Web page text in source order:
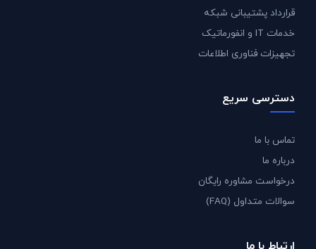
قرارداد پشتیبانی شبکه
خدمات IT و انفورماتیک
تجهیزات فناوری اطلاعات
دسترسی سریع
تماس با ما
درباره ما
درخواست مشاوره رایگان
سوالات متداول (FAQ)